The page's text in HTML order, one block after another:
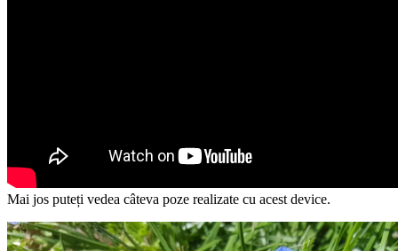
Mai jos puteți vedea câteva poze realizate cu acest device.